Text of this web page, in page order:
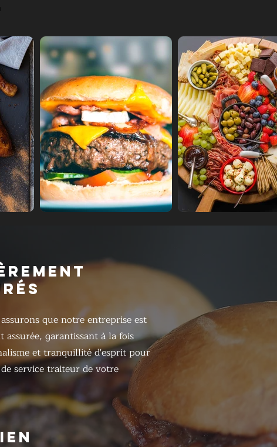
que notre entreprise est
assurée, garantissant à la fois
et tranquillité d'esprit pour
service traiteur de votre